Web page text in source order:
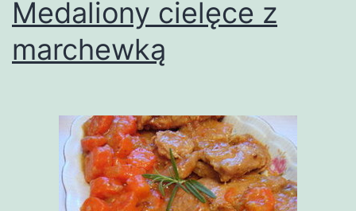
Medaliony cielęce z
marchewką